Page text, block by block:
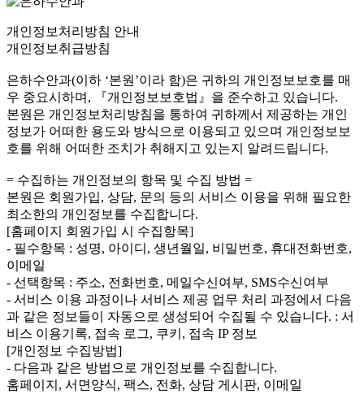
개인정보처리방침 안내
개인정보취급방침
은하수안과(이하 ‘본원’이라 함)은 귀하의 개인정보보호를 매
우 중요시하며, 『개인정보보호법』을 준수하고 있습니다.
본원은 개인정보처리방침을 통하여 귀하께서 제공하는 개인
정보가 어떠한 용도와 방식으로 이용되고 있으며 개인정보보
호를 위해 어떠한 조치가 취해지고 있는지 알려드립니다.
= 수집하는 개인정보의 항목 및 수집 방법 =
본원은 회원가입, 상담, 문의 등의 서비스 이용을 위해 필요한
최소한의 개인정보를 수집합니다.
[홈페이지 회원가입 시 수집항목]
- 필수항목 : 성명, 아이디, 생년월일, 비밀번호, 휴대전화번호,
이메일
- 선택항목 : 주소, 전화번호, 메일수신여부, SMS수신여부
- 서비스 이용 과정이나 서비스 제공 업무 처리 과정에서 다음
과 같은 정보들이 자동으로 생성되어 수집될 수 있습니다. : 서
비스 이용기록, 접속 로그, 쿠키, 접속 IP 정보
[개인정보 수집방법]
- 다음과 같은 방법으로 개인정보를 수집합니다.
홈페이지, 서면양식, 팩스, 전화, 상담 게시판, 이메일